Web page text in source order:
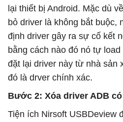
lại thiết bị Android. Mặc dù
bỏ driver là không bắt buộc,
định driver gây ra sự cố kết
bằng cách nào đó nó tự
đặt lại driver này từ nhà sản
đó là drver chính xác.
Bước 2: Xóa driver ADB
Tiện ích Nirsoft USBDeview